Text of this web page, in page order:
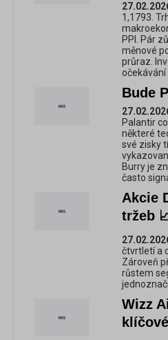
1,1793.
PPI. Pár
měnové
průraz.
očekávání
Bude
Palantir
některé
své zisky
Burry je
často
Akcie
tržeb
čtvrtletí a
Zároveň
růstem
Wizz